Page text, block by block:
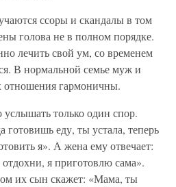
ссоры и скандалы в том
голова не в полном порядке.
лечить свой ум, со временем
В нормальной семье муж и
отношения гармоничны.
только один спор.
еду, ты устала, теперь
я». А жена ему отвечает:
я приготовлю сама».
их сын скажет: «Мама, ты